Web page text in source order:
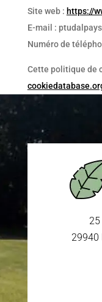
Site web : https://
E-mail :
Numéro de
Cette politique de
25
29940